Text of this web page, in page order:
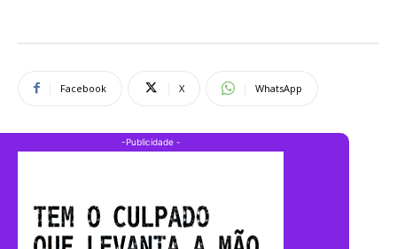
Facebook X WhatsApp
-Publicidade -